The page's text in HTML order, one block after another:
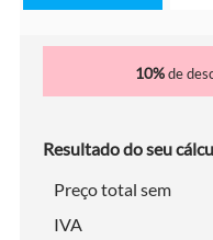
10%de
Resultado do seu
Preço total sem
IVA